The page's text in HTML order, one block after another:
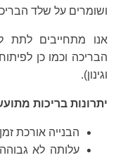
ושומרים על שלד
אנו מתחייבים לתת
הבריכה וכמו כן
וגינון).
יתרונות בריכות
הבנייה אורכת זמן מאוד
עלותה לא